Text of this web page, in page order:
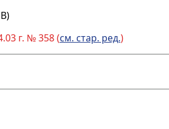
г. № 358 (см. стар. ред.)